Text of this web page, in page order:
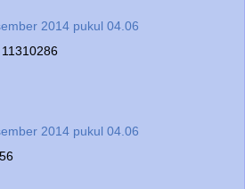
2014 pukul 04.06
2014 pukul 04.06